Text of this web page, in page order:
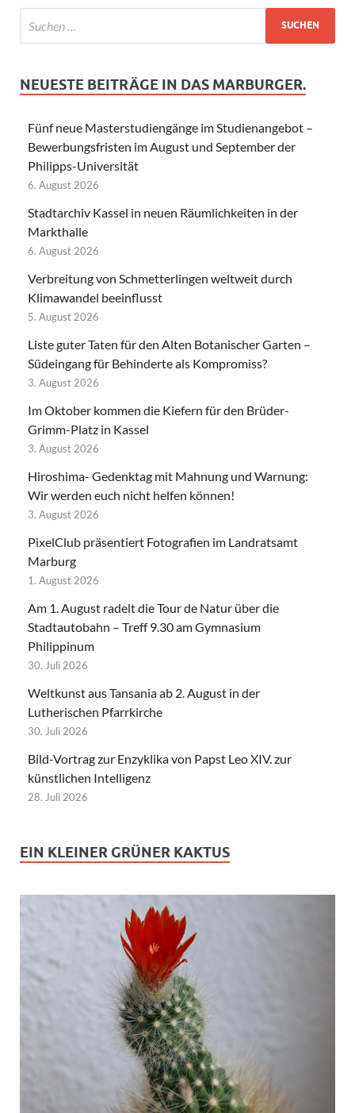
NEUESTE BEITRÄGE IN DAS MARBURGER.
Fünf neue Masterstudiengänge im Studienangebot –
Bewerbungsfristen im August und September der
Philipps-Universität
6. August 2026
Stadtarchiv Kassel in neuen Räumlichkeiten in der
Markthalle
6. August 2026
Verbreitung von Schmetterlingen weltweit durch
Klimawandel beeinflusst
5. August 2026
Liste guter Taten für den Alten Botanischer Garten –
Südeingang für Behinderte als Kompromiss?
3. August 2026
Im Oktober kommen die Kiefern für den Brüder-
Grimm-Platz in Kassel
3. August 2026
Hiroshima- Gedenktag mit Mahnung und Warnung:
Wir werden euch nicht helfen können!
3. August 2026
PixelClub präsentiert Fotografien im Landratsamt
Marburg
1. August 2026
Am 1. August radelt die Tour de Natur über die
Stadtautobahn – Treff 9.30 am Gymnasium
Philippinum
30. Juli 2026
Weltkunst aus Tansania ab 2. August in der
Lutherischen Pfarrkirche
30. Juli 2026
Bild-Vortrag zur Enzyklika von Papst Leo XIV. zur
künstlichen Intelligenz
28. Juli 2026
EIN KLEINER GRÜNER KAKTUS